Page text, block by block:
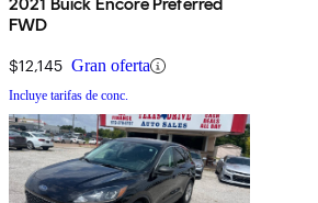
2021 Buick Encore Preferred
FWD
$12,145 Gran oferta
Incluye tarifas de conc.